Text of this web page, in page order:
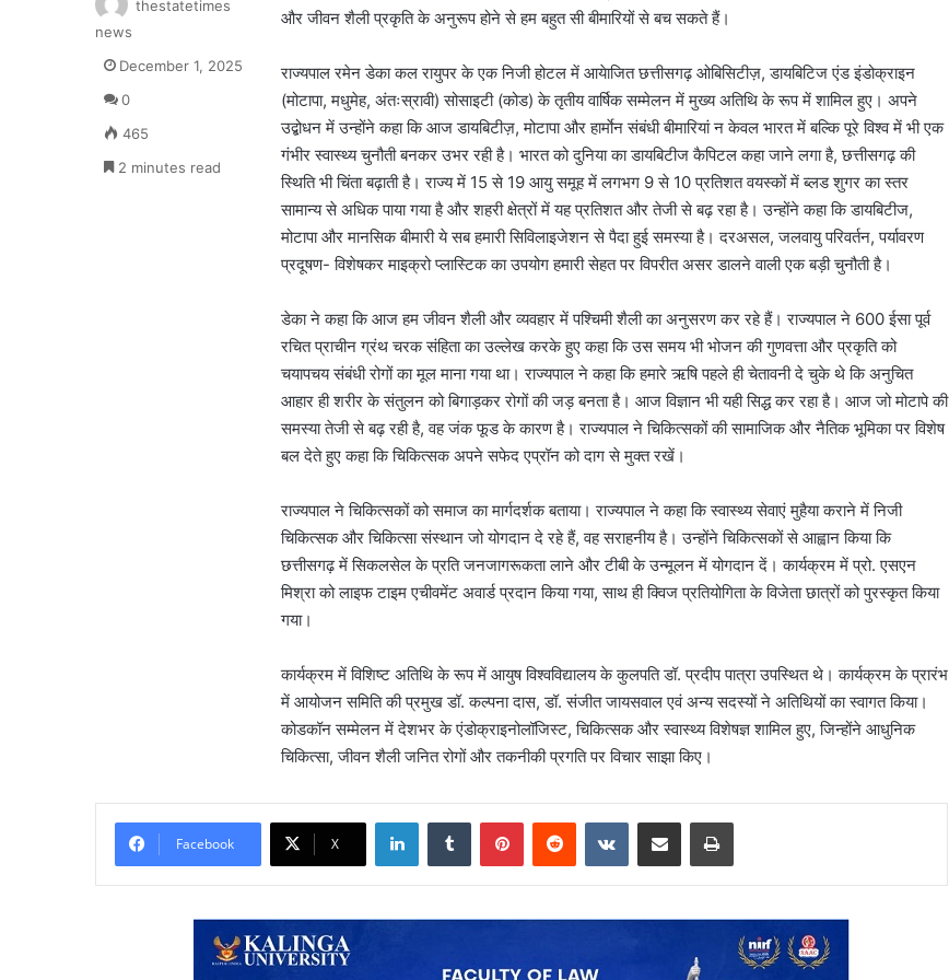
और जीवन शैली प्रकृति के अनुरूप होने से हम बहुत सी बीमारियों से बच सकते हैं।
राज्यपाल रमेन डेका कल रायुपर के एक निजी होटल में आयेाजित छत्तीसगढ़ ओबिसिटीज़, डायबिटिज एंड इंडोक्राइन
(मोटापा, मधुमेह, अंतःस्रावी) सोसाइटी (कोड) के तृतीय वार्षिक सम्मेलन में मुख्य अतिथि के रूप में शामिल हुए। अपने
उद्बोधन में उन्होंने कहा कि आज डायबिटीज़, मोटापा और हार्माेन संबंधी बीमारियां न केवल भारत में बल्कि पूरे विश्व में भी एक
गंभीर स्वास्थ्य चुनौती बनकर उभर रही है। भारत को दुनिया का डायबिटीज कैपिटल कहा जाने लगा है, छत्तीसगढ़ की
स्थिति भी चिंता बढ़ाती है। राज्य में 15 से 19 आयु समूह में लगभग 9 से 10 प्रतिशत वयस्कों में ब्लड शुगर का स्तर
सामान्य से अधिक पाया गया है और शहरी क्षेत्रों में यह प्रतिशत और तेजी से बढ़ रहा है। उन्होंने कहा कि डायबिटीज,
मोटापा और मानसिक बीमारी ये सब हमारी सिविलाइजेशन से पैदा हुई समस्या है। दरअसल, जलवायु परिवर्तन, पर्यावरण
प्रदूषण- विशेषकर माइक्रो प्लास्टिक का उपयोग हमारी सेहत पर विपरीत असर डालने वाली एक बड़ी चुनौती है।
डेका ने कहा कि आज हम जीवन शैली और व्यवहार में पश्चिमी शैली का अनुसरण कर रहे हैं। राज्यपाल ने 600 ईसा पूर्व
रचित प्राचीन ग्रंथ चरक संहिता का उल्लेख करके हुए कहा कि उस समय भी भोजन की गुणवत्ता और प्रकृति को
चयापचय संबंधी रोगों का मूल माना गया था। राज्यपाल ने कहा कि हमारे ऋषि पहले ही चेतावनी दे चुके थे कि अनुचित
आहार ही शरीर के संतुलन को बिगाड़कर रोगों की जड़ बनता है। आज विज्ञान भी यही सिद्ध कर रहा है। आज जो मोटापे की
समस्या तेजी से बढ़ रही है, वह जंक फूड के कारण है। राज्यपाल ने चिकित्सकों की सामाजिक और नैतिक भूमिका पर विशेष
बल देते हुए कहा कि चिकित्सक अपने सफेद एप्रॉन को दाग से मुक्त रखें।
राज्यपाल ने चिकित्सकों को समाज का मार्गदर्शक बताया। राज्यपाल ने कहा कि स्वास्थ्य सेवाएं मुहैया कराने में निजी
चिकित्सक और चिकित्सा संस्थान जो योगदान दे रहे हैं, वह सराहनीय है। उन्होंने चिकित्सकों से आह्वान किया कि
छत्तीसगढ़ में सिकलसेल के प्रति जनजागरूकता लाने और टीबी के उन्मूलन में योगदान दें। कार्यक्रम में प्रो. एसएन
मिश्रा को लाइफ टाइम एचीवमेंट अवार्ड प्रदान किया गया, साथ ही क्विज प्रतियोगिता के विजेता छात्रों को पुरस्कृत किया
गया।
कार्यक्रम में विशिष्ट अतिथि के रूप में आयुष विश्वविद्यालय के कुलपति डॉ. प्रदीप पात्रा उपस्थित थे। कार्यक्रम के प्रारंभ
में आयोजन समिति की प्रमुख डॉ. कल्पना दास, डॉ. संजीत जायसवाल एवं अन्य सदस्यों ने अतिथियों का स्वागत किया।
कोडकॉन सम्मेलन में देशभर के एंडोक्राइनोलॉजिस्ट, चिकित्सक और स्वास्थ्य विशेषज्ञ शामिल हुए, जिन्होंने आधुनिक
चिकित्सा, जीवन शैली जनित रोगों और तकनीकी प्रगति पर विचार साझा किए।
thestatetimes
news
December 1, 2025
0
465
2 minutes read
Facebook X
LinkedInTumblr PinterestReddit VKontakteShare via Email Print